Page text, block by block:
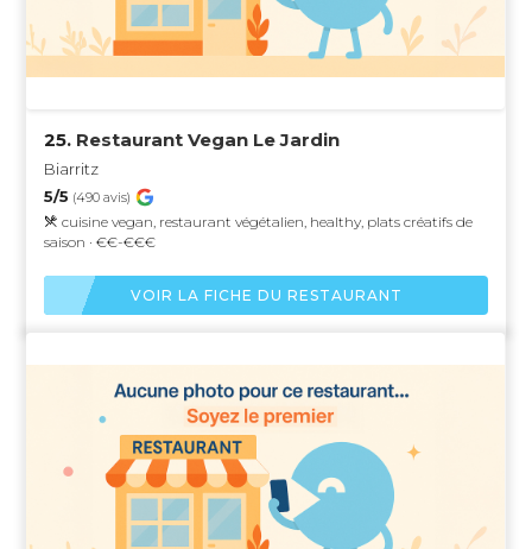
25. Restaurant Vegan Le Jardin
Biarritz
5/5 (490 avis)
cuisine vegan, restaurant végétalien, healthy, plats créatifs de
saison · €€-€€€
VOIR LA FICHE DU RESTAURANT